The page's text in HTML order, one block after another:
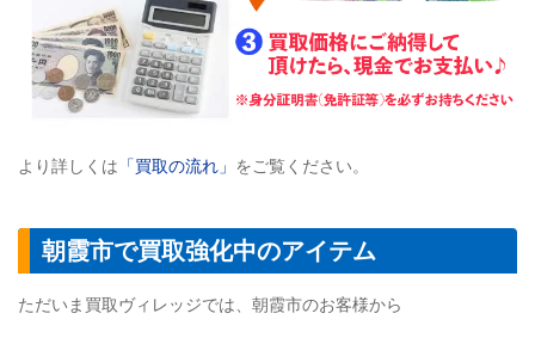
より詳しくは 「買取の流れ」 をご覧ください。
朝霞市で買取強化中のアイテム
ただいま買取ヴィレッジでは、朝霞市のお客様から